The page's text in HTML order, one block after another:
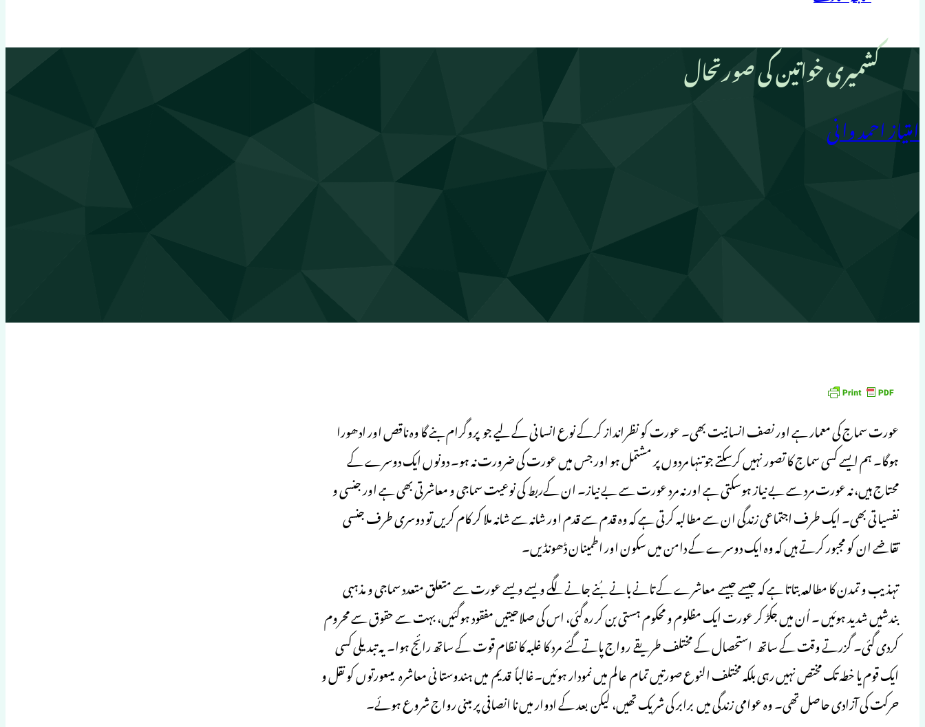
کشمیری خواتین کی صورتحال
امتیاز احمد وانی
عورت سماج کی معمار ہے اور نصف انسانیت بھی۔ عورت کو نظرانداز کرکے نوع انسانی کے لیے جو پروگرام بنے گا وہ ناقص اور ادھورا
ہوگا۔ ہم ایسے کسی سماج کا تصور نہیں کرسکتے جو تنہا مردوں پر مشتمل ہو اور جس میں عورت کی ضرورت نہ ہو۔ دونوں ایک دوسرے کے
محتاج ہیں، نہ عورت مرد سے بے نیاز ہوسکتی ہے اور نہ مرد عورت سے بے نیاز۔ ان کےربط کی نوعیت سماجی و معاشرتی بھی ہے اور جنسی و
نفسیاتی بھی۔ ایک طرف اجتماعی زندگی ان سے مطالبہ کرتی ہے کہ وہ قدم سے قدم اور شانہ سے شانہ ملا کر کام کریں تو دوسری طرف جنسی
تقاضے ان کو مجبور کرتے ہیں کہ وہ ایک دوسرے کے دامن میں سکون اور اطمینان ڈھونڈیں۔
تہذیب و تمدن کا مطالعہ بتاتا ہے کہ جیسے جیسے معاشرے کے تانے بانے بُنے جانے لگے ویسے ویسے عورت سے متعلق متعدد سماجی و مذہبی
بندشیں شدید ہوئیں ۔ اُن میں جکڑ کر عورت ایک مظلوم و محکوم ہستی بن کر رہ گئی، اس کی صلاحیتیں مفقود ہوگئیں، بہت سے حقوق سے محروم
کردی گئی۔ گزرتے وقت کے ساتھ استحصال کے مختلف طریقے رواج پاتے گئے مرد کا غلبہ کا نظام قوت کے ساتھ رائج ہوا۔ یہ تبدیلی کسی
ایک قوم یا خطہ تک مختص نہیں رہی بلکہ مختلف النوع صورتیں تمام عالم میں نمودار ہوئیں۔غالباً قدیم میں ہندوستا نی معاشرہ میںعورتوں کو نقل و
حرکت کی آزادی حاصل تھی۔ وہ عوامی زندگی میں برابر کی شریک تھیں، لیکن بعد کے ادوار میں نا انصافی پر مبنی رواج شروع ہوئے۔